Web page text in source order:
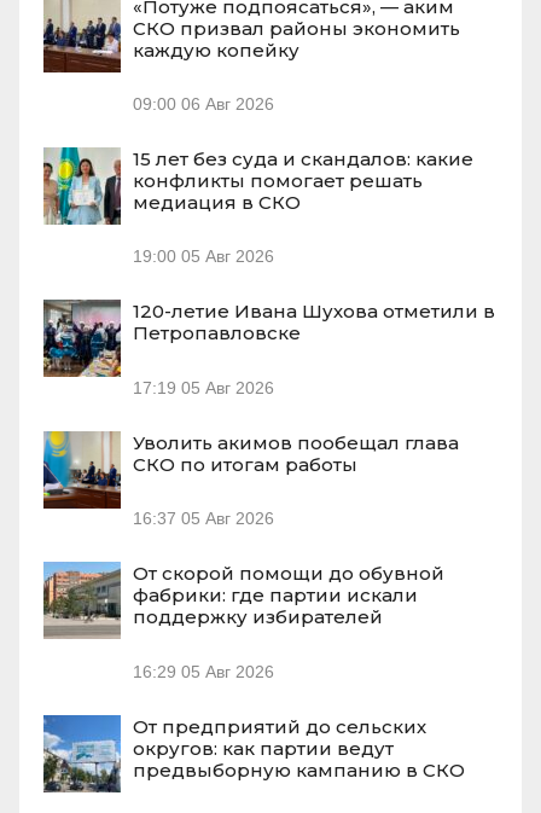
«Потуже подпоясаться», — аким
СКО призвал районы экономить
каждую копейку
09:00 06 Авг 2026
15 лет без суда и скандалов: какие
конфликты помогает решать
медиация в СКО
19:00 05 Авг 2026
120-летие Ивана Шухова отметили в
Петропавловске
17:19 05 Авг 2026
Уволить акимов пообещал глава
СКО по итогам работы
16:37 05 Авг 2026
От скорой помощи до обувной
фабрики: где партии искали
поддержку избирателей
16:29 05 Авг 2026
От предприятий до сельских
округов: как партии ведут
предвыборную кампанию в СКО